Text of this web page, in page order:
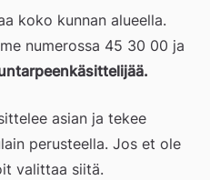
koko kunnan alueella.
numerossa 45 30 00 ja
asian ja tekee
perusteella. Jos et ole
valittaa siitä.